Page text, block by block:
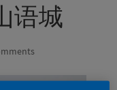
语城